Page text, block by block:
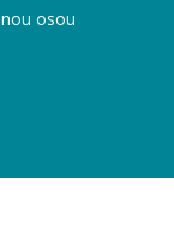
osou